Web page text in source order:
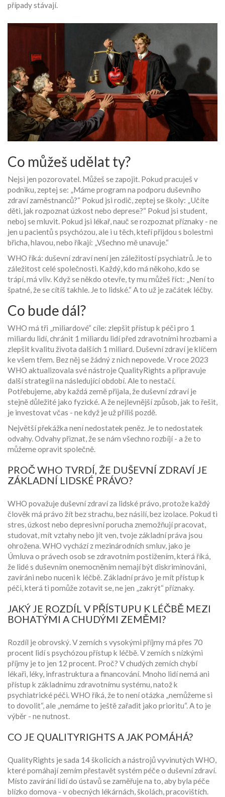
případy stávají.
Co můžeš udělat ty?
Nejsi jen pozorovatel. Můžeš se zapojit. Pokud pracuješ v
podniku, zeptej se: „Máme program na podporu duševního
zdraví zaměstnanců?“ Pokud jsi rodič, zeptej se školy: „Učíte
děti, jak rozpoznat úzkost nebo deprese?“ Pokud jsi student,
neboj se mluvit. Pokud jsi lékař, nauč se rozpoznat příznaky - ne
jen u pacientů s psychózou, ale i u těch, kteří přijdou s bolestmi
břicha, hlavou, nebo říkají: „Všechno mě unavuje.“
WHO říká: duševní zdraví není jen záležitostí psychiatrů. Je to
záležitost celé společnosti. Každý, kdo má někoho, kdo se
trápí, má vliv. Když se někdo otevře, ty mu můžeš říct: „Není to
špatné, že se cítíš takhle. Je to lidské.“ A to už je začátek léčby.
Co bude dál?
WHO má tři „miliardové“ cíle: zlepšit přístup k péči pro 1
miliardu lidí, chránit 1 miliardu lidí před zdravotními hrozbami a
zlepšit kvalitu života dalších 1 miliard. Duševní zdraví je klíčem
ke všem třem. Bez něj se žádný z nich nepovede. V roce 2023
WHO aktualizovala své nástroje QualityRights a připravuje
další strategii na následující období. Ale to nestačí.
Potřebujeme, aby každá země přijala, že duševní zdraví je
stejně důležité jako fyzické. A že nejlevnější způsob, jak to řešit,
je investovat včas - ne když je už příliš pozdě.
Největší překážka není nedostatek peněz. Je to nedostatek
odvahy. Odvahy přiznat, že se nám všechno rozbíjí - a že to
můžeme opravit společně.
PROČ WHO TVRDÍ, ŽE DUŠEVNÍ ZDRAVÍ JE
ZÁKLADNÍ LIDSKÉ PRÁVO?
WHO považuje duševní zdraví za lidské právo, protože každý
člověk má právo žít bez strachu, bez násilí, bez izolace. Pokud ti
stres, úzkost nebo depresivní porucha znemožňují pracovat,
studovat, mít vztahy nebo jít ven, tvoje základní práva jsou
ohrožena. WHO vychází z mezinárodních smluv, jako je
Úmluva o právech osob se zdravotním postižením, která říká,
že lidé s duševním onemocněním nemají být diskriminováni,
zavíráni nebo nuceni k léčbě. Základní právo je mít přístup k
péči, která ti pomůže zotavit se, ne jen „zakrýt“ příznaky.
JAKÝ JE ROZDÍL V PŘÍSTUPU K LÉČBĚ MEZI
BOHATÝMI A CHUDÝMI ZEMĚMI?
Rozdíl je obrovský. V zemích s vysokými příjmy má přes 70
procent lidí s psychózou přístup k léčbě. V zemích s nízkými
příjmy je to jen 12 procent. Proč? V chudých zemích chybí
lékaři, léky, infrastruktura a financování. Mnoho lidí nemá ani
přístup k základnímu zdravotnímu systému, natož k
psychiatrické péči. WHO říká, že to není otázka „nemůžeme si
to dovolit“, ale „nemáme to ještě zařadit jako prioritu“. A to je
výběr - ne nutnost.
CO JE QUALITYRIGHTS A JAK POMÁHÁ?
QualityRights je sada 14 školicích a nástrojů vyvinutých WHO,
které pomáhají zemím přestavět systém péče o duševní zdraví.
Místo zavírání lidí do ústavů se zaměřuje na to, aby byla péče
blízko domova - v obecných lékárnách, školách, pracovištích.